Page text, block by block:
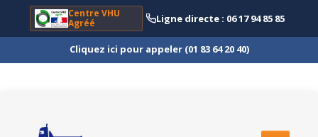
Centre VHU
Agréé
Ligne directe : 06 17 94 85 85
Cliquez ici pour appeler (01 83 64 20 40)